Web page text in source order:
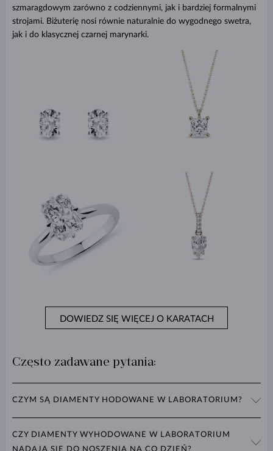
szmaragdowym zarówno z codziennymi, jak i bardziej formalnymi
strojami. Biżuterię nosi równie naturalnie do wygodnego swetra,
jak i do klasycznej czarnej marynarki.
DOWIEDZ SIĘ WIĘCEJ O KARATACH
Często zadawane pytania:
CZYM SĄ DIAMENTY HODOWANE W LABORATORIUM?
wytwarzane przy użyciu nowoczesnych technologii. Mają taki sam
CZY DIAMENTY WYHODOWANE W LABORATORIUM